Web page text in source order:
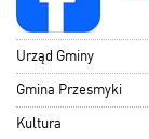
Urząd Gminy
Gmina Przesmyki
Kultura